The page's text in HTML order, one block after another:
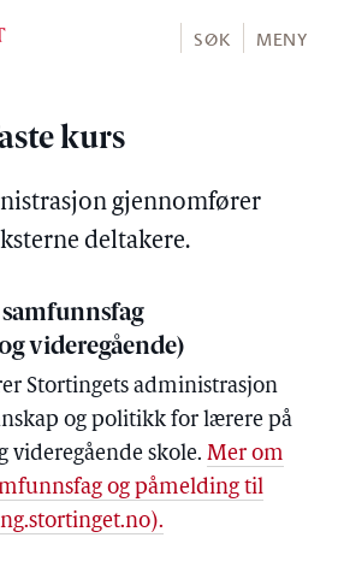
SØK MENY
kurs
gjennomfører
deltakere.
videregående)
Stortingets administrasjon
og politikk for lærere på
skole. Mer om
og påmelding til